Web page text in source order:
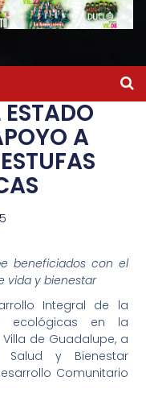
A
beneficiados con el
vida y bienestar
Integral de la
ecológicas en la
de Guadalupe, a
y Bienestar
Comunitario